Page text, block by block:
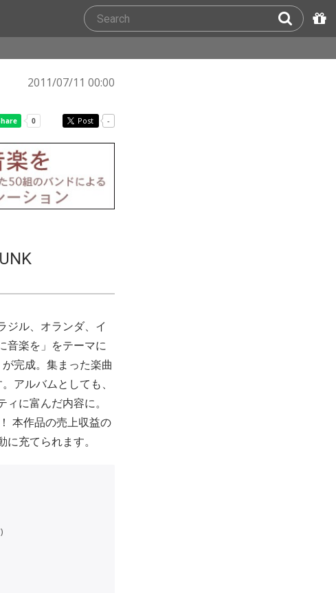
2011/07/11 00:00
Post -
ジル、オランダ、イ
音楽を」をテーマに
完成。集まった楽曲
アルバムとしても、
に富んだ内容に。
本作品の売上収益の
充てられます。